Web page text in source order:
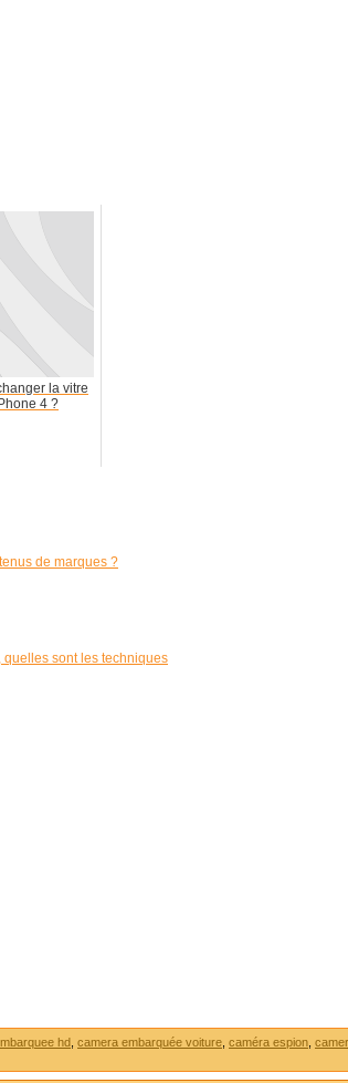
la vitre
4 ?
de marques ?
quelles sont les techniques
hd camera embarquée voiture caméra espion